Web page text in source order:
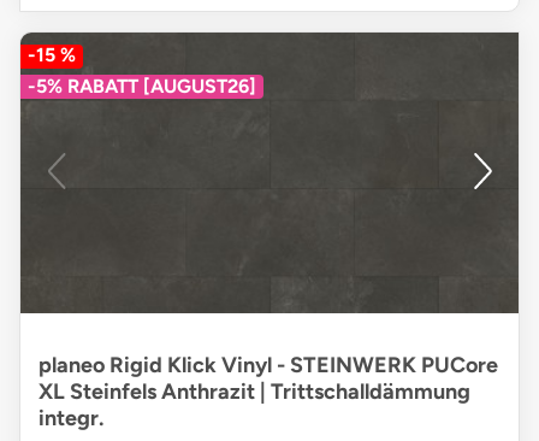
-15 %
-5% RABATT [AUGUST26]
planeo Rigid Klick Vinyl - STEINWERK PUCore
XL Steinfels Anthrazit | Trittschalldämmung
integr.